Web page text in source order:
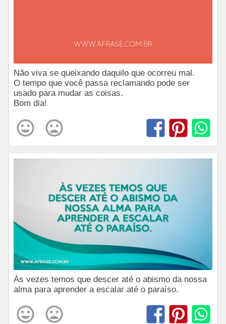
Não viva se queixando daquilo que ocorreu mal.
O tempo que você passa reclamando pode ser
usado para mudar as coisas.
Bom dia!
Às vezes temos que descer até o abismo da nossa
alma para aprender a escalar até o paraíso.